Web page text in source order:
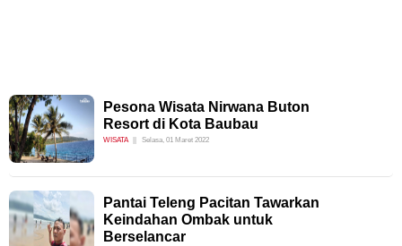
Pesona Wisata Nirwana Buton
Resort di Kota Baubau
WISATA Selasa, 01 Maret 2022
Pantai Teleng Pacitan Tawarkan
Keindahan Ombak untuk
Berselancar